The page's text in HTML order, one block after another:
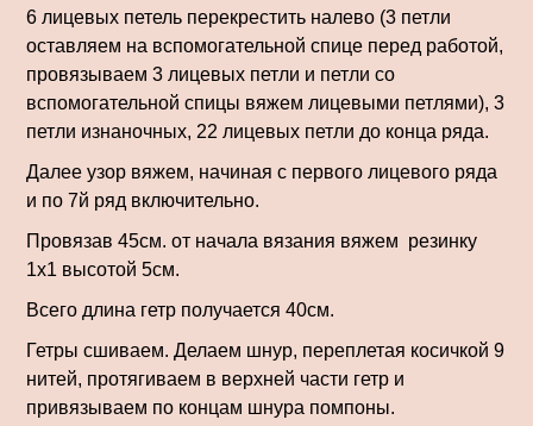
6 лицевых петель перекрестить налево (3 петли
оставляем на вспомогательной спице перед работой,
провязываем 3 лицевых петли и петли со
вспомогательной спицы вяжем лицевыми петлями), 3
петли изнаночных, 22 лицевых петли до конца ряда.
Далее узор вяжем, начиная с первого лицевого ряда
и по 7й ряд включительно.
Провязав 45см. от начала вязания вяжем резинку
1х1 высотой 5см.
Всего длина гетр получается 40см.
Гетры сшиваем. Делаем шнур, переплетая косичкой 9
нитей, протягиваем в верхней части гетр и
привязываем по концам шнура помпоны.